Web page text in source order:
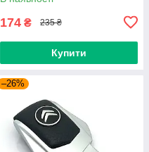
174 ₴ 235 ₴
Купити
–26%